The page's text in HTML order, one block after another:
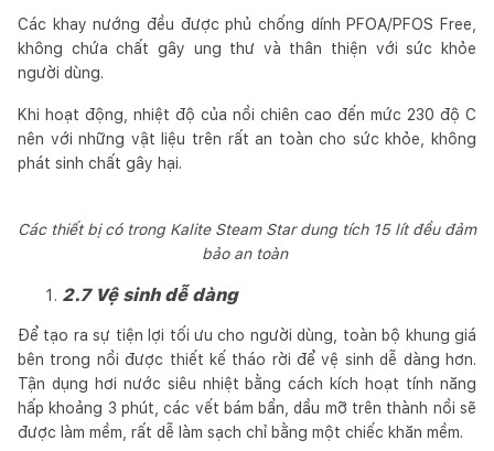
Các khay nướng đều được phủ chống dính PFOA/PFOS Free,
không chứa chất gây ung thư và thân thiện với sức khỏe
người dùng.
Khi hoạt động, nhiệt độ của nồi chiên cao đến mức 230 độ C
nên với những vật liệu trên rất an toàn cho sức khỏe, không
phát sinh chất gây hại.
Các thiết bị có trong Kalite Steam Star dung tích 15 lít đều đảm
bảo an toàn
2.7 Vệ sinh dễ dàng
Để tạo ra sự tiện lợi tối ưu cho người dùng, toàn bộ khung giá
bên trong nồi được thiết kế tháo rời để vệ sinh dễ dàng hơn.
Tận dụng hơi nước siêu nhiệt bằng cách kích hoạt tính năng
hấp khoảng 3 phút, các vết bám bẩn, dầu mỡ trên thành nồi sẽ
được làm mềm, rất dễ làm sạch chỉ bằng một chiếc khăn mềm.